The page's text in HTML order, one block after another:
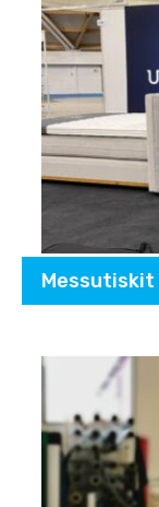
Messutiskit